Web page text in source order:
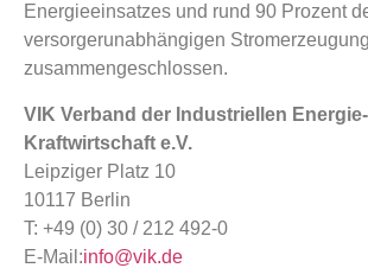
Energieeinsatzes und rund 90 Prozent
versorgerunabhängigen
zusammengeschlossen.
VIK Verband der Industriellen
Kraftwirtschaft e.V.
Leipziger Platz 10
10117 Berlin
T: +49 (0) 30 / 212 492-0
E-Mail:info@vik.de